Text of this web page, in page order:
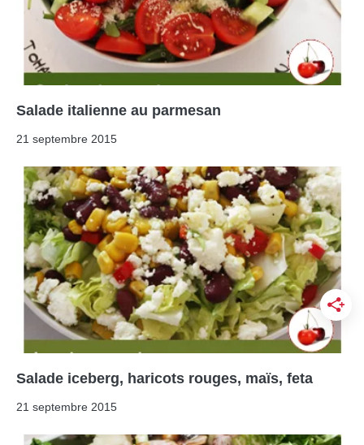
Salade italienne au parmesan
21 septembre 2015
Salade iceberg, haricots rouges, maïs, feta
21 septembre 2015